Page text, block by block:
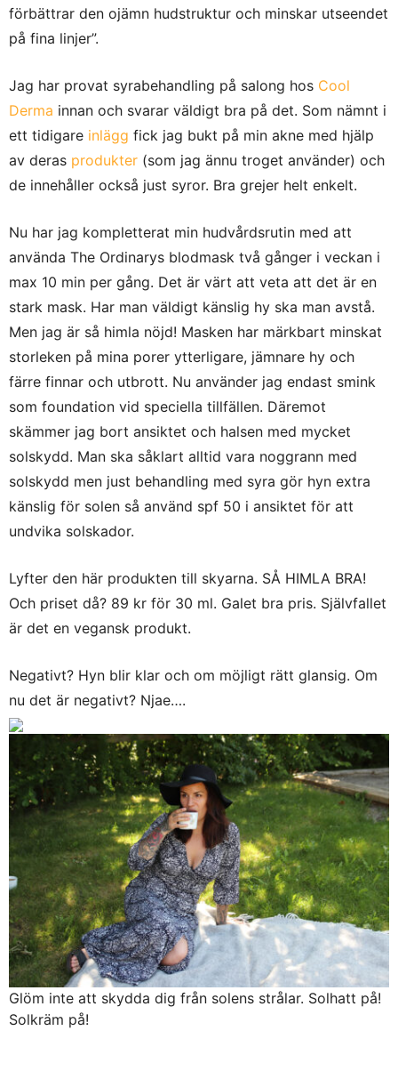
förbättrar den ojämn hudstruktur och minskar utseendet
på fina linjer”.
Jag har provat syrabehandling på salong hos Cool
Derma innan och svarar väldigt bra på det. Som nämnt i
ett tidigare inlägg fick jag bukt på min akne med hjälp
av deras produkter (som jag ännu troget använder) och
de innehåller också just syror. Bra grejer helt enkelt.
Nu har jag kompletterat min hudvårdsrutin med att
använda The Ordinarys blodmask två gånger i veckan i
max 10 min per gång. Det är värt att veta att det är en
stark mask. Har man väldigt känslig hy ska man avstå.
Men jag är så himla nöjd! Masken har märkbart minskat
storleken på mina porer ytterligare, jämnare hy och
färre finnar och utbrott. Nu använder jag endast smink
som foundation vid speciella tillfällen. Däremot
skämmer jag bort ansiktet och halsen med mycket
solskydd. Man ska såklart alltid vara noggrann med
solskydd men just behandling med syra gör hyn extra
känslig för solen så använd spf 50 i ansiktet för att
undvika solskador.
Lyfter den här produkten till skyarna. SÅ HIMLA BRA!
Och priset då? 89 kr för 30 ml. Galet bra pris. Självfallet
är det en vegansk produkt.
Negativt? Hyn blir klar och om möjligt rätt glansig. Om
nu det är negativt? Njae….
Glöm inte att skydda dig från solens strålar. Solhatt på!
Solkräm på!